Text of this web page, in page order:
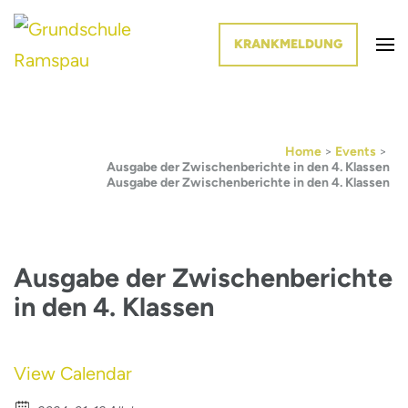
KRANKMELDUNG
Home > Events >
Ausgabe der Zwischenberichte in den 4. Klassen
Ausgabe der Zwischenberichte in den 4. Klassen
Ausgabe der Zwischenberichte
in den 4. Klassen
View Calendar